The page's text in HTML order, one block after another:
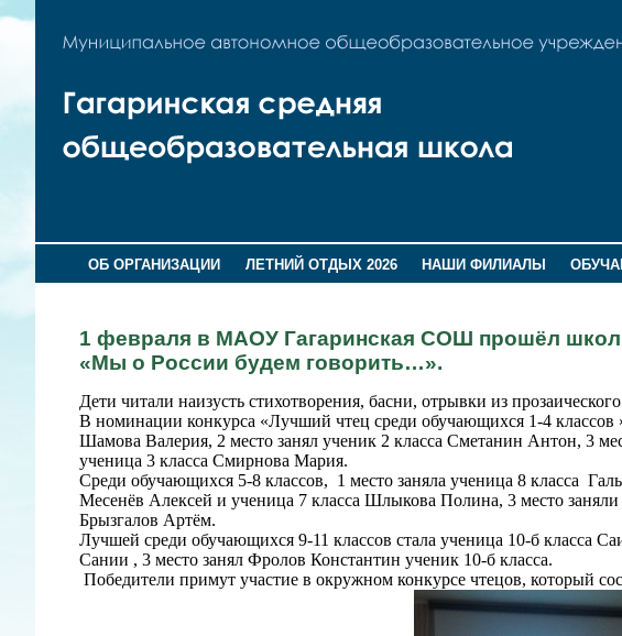
ОБ ОРГАНИЗАЦИИ ЛЕТНИЙ ОТДЫХ 2026 НАШИ ФИЛИАЛЫ
1 февраля в МАОУ Гагаринская СОШ прошёл
«Мы о России будем говорить…».
Дети читали наизусть стихотворения, басни, отрывки из про
В номинации конкурса «Лучший чтец среди обучающихся 1-4
Шамова Валерия, 2 место занял ученик 2 класса Сметанин Антон, 3
ученица 3 класса Смирнова Мария.
Среди обучающихся 5-8 классов, 1 место заняла ученица 8 класса
Месенёв Алексей и ученица 7 класса Шлыкова Полина, 3 место
Брызгалов Артём.
Лучшей среди обучающихся 9-11 классов стала ученица 10-б класса
Сании , 3 место занял Фролов Константин ученик 10-б класса.
Победители примут участие в окружном конкурсе чтецов, который